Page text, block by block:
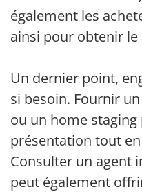
également les
ainsi pour obtenir
Un dernier point,
si besoin. Fournir
ou un home staging
présentation tout
Consulter un agent
peut également